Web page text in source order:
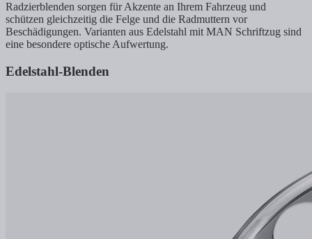
Radzierblenden sorgen für Akzente an Ihrem Fahrzeug und
schützen gleichzeitig die Felge und die Radmuttern vor
Beschädigungen. Varianten aus Edelstahl mit MAN Schriftzug sind
eine besondere optische Aufwertung.
Edelstahl-Blenden